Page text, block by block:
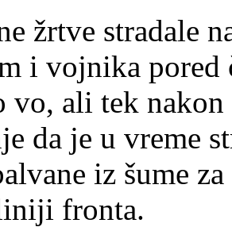
žrtve stradale
i vojnika pored
vo, ali tek
da je u vreme
iz šume
fronta.